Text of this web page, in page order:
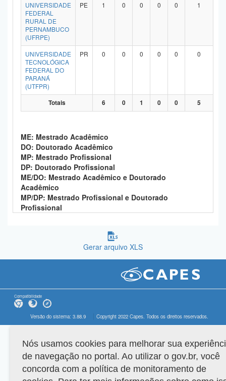
UNIVERSIDADE
FEDERAL
RURAL DE
PERNAMBUCO
(UFRPE)
PE 1 0 0 0 0 1
UNIVERSIDADE
TECNOLÓGICA
FEDERAL DO
PARANÁ
(UTFPR)
PR 0 0 0 0 0 0
Totais 6 0 1 0 0 5
ME: Mestrado Acadêmico
DO: Doutorado Acadêmico
MP: Mestrado Profissional
DP: Doutorado Profissional
ME/DO: Mestrado Acadêmico e Doutorado
Acadêmico
MP/DP: Mestrado Profissional e Doutorado
Profissional
Gerar arquivo XLS
Compatibilidade
Versão do sistema: 3.88.9 Copyright 2022 Capes. Todos os direitos reservados.
Nós usamos cookies para melhorar sua
de navegação no portal. Ao utilizar o gov.br, você
concorda com a política de monitoramento de